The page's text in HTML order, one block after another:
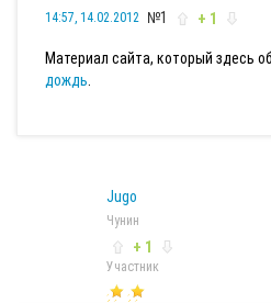
14:57, 14.02.2012 №1 + 1
Материал сайта, который здесь
дождь
Jugo
Чунин
+ 1
Участник